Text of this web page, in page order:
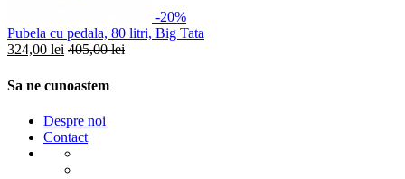
-20%
Pubela cu pedala, 80 litri, Big Tata
324,00 lei 405,00 lei
Sa ne cunoastem
Despre noi
Contact